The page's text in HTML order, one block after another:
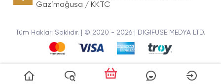
Gazimağusa / KKTC
Tüm Hakları Saklıdır. | © 2020 - 2026 | DIGIFUSE MEDYA LTD.